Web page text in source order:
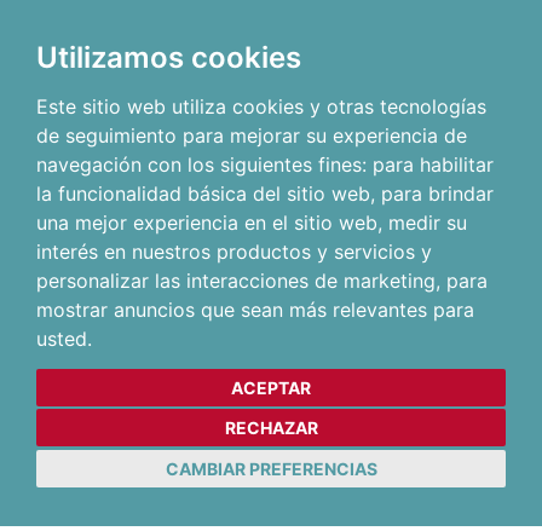
Utilizamos cookies
Este sitio web utiliza cookies y otras tecnologías
de seguimiento para mejorar su experiencia de
navegación con los siguientes fines: para habilitar
la funcionalidad básica del sitio web, para brindar
una mejor experiencia en el sitio web, medir su
interés en nuestros productos y servicios y
personalizar las interacciones de marketing, para
mostrar anuncios que sean más relevantes para
usted.
ACEPTAR
RECHAZAR
CAMBIAR PREFERENCIAS